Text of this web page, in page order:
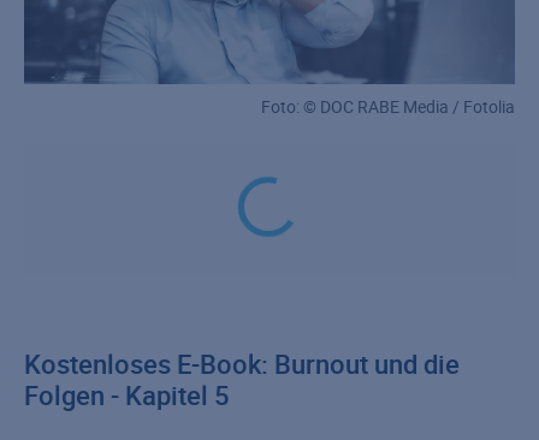
Foto: © DOC RABE Media / Fotolia
Kostenloses E-Book: Burnout und die
Folgen - Kapitel 5